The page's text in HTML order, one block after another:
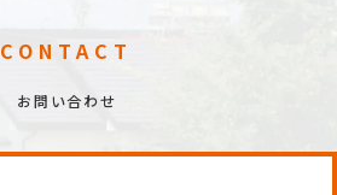
CONTACT
お問い合わせ